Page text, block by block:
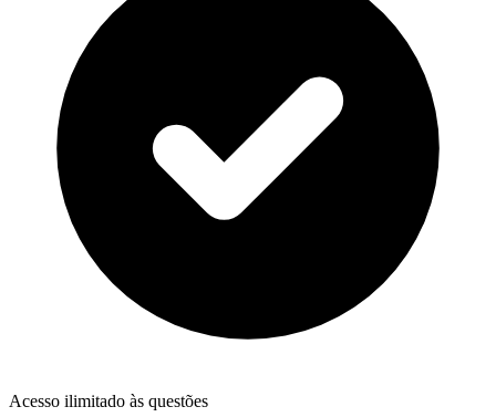
Acesso ilimitado às questões